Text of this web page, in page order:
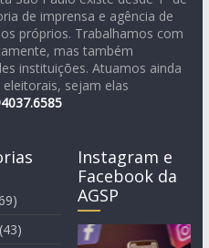
de imprensa e agência de
próprios. Trabalhamos com
mas também
instituições. Atuamos ainda
sejam elas
(43)
Instagram e
Facebook da
AGSP